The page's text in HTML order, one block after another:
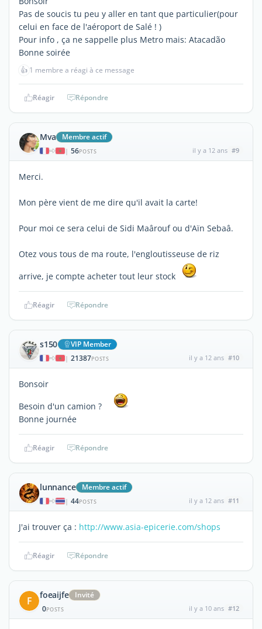
Pas de soucis tu peu y aller en tant que particulier(pour
celui en face de l'aéroport de Salé ! )
Pour info , ça ne sappelle plus Metro mais: Atacadão
Bonne soirée
👍 1 membre a réagi à ce message
Réagir Répondre
Mva Membre actif
| 56POSTS il y a 12 ans #9
Merci.
Mon père vient de me dire qu'il avait la carte!
Pour moi ce sera celui de Sidi Maârouf ou d'Aïn Sebaâ.
Otez vous tous de ma route, l'engloutisseuse de riz
arrive, je compte acheter tout leur stock
Réagir Répondre
s150 VIP Member
| 21387POSTS il y a 12 ans #10
Bonsoir
Besoin d'un camion ?
Bonne journée
Réagir Répondre
lunnance Membre actif
| 44POSTS il y a 12 ans #11
J'ai trouver ça : http://www.asia-epicerie.com/shops
Réagir Répondre
F foeaijfe
Invité
0POSTS il y a 10 ans #12